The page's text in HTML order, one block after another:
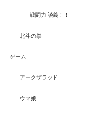
戦闘力 談義！！
北斗の拳
ゲーム
アークザラッド
ウマ娘